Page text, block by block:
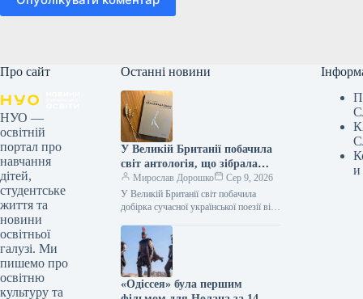
Про сайт
НУО —
освітній
портал про
навчання
дітей,
студентське
життя та
новини
освітньої
галузі. Ми
пишемо про
освітню
культуру та
Останні новини
У Великій Британії побачила
світ антологія, що зібрала
твори дванадцяти
українських поетес, а у Швеції
видано збірку текстів
Мирослав Дорошко
Сер 9, 2026
У Великій Британії світ побачила
добірка сучасної української поезії від
Ukrainian Women’s Poetry. До…
«Одіссея» була першим
и